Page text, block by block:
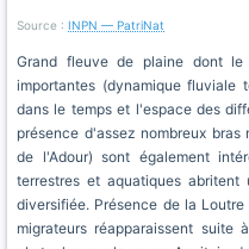
Source : INPN — PatriNat
Grand fleuve de plaine dont
importantes (dynamique fluviale
dans le temps et l'espace des
présence d'assez nombreux
de l'Adour) sont également
terrestres et aquatiques
diversifiée. Présence de la
migrateurs réapparaissent suite